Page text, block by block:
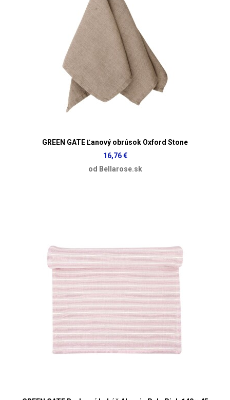
GREEN GATE Ľanový obrúsok Oxford Stone
16,76 €
od Bellarose.sk